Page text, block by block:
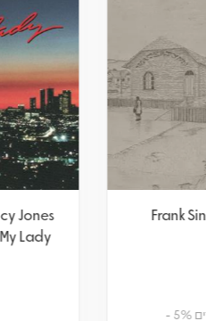
Quincy Jones
– L.A. Is My Lady